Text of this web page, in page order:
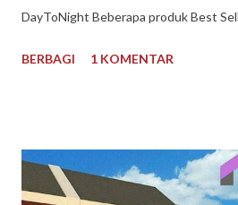
DayToNight Beberapa produk Best
Malaysia 1 kg, Maggi Kari Malaysia ,
pengiriman juga cepat, pengemasan
pilihan kurir pengiriman dan ada subsidi
BERBAGI 1 KOMENTAR